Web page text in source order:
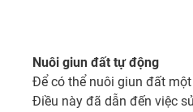
Nuôi giun đất tự động
Để có thể nuôi giun đất
Điều này đã dẫn đến việc